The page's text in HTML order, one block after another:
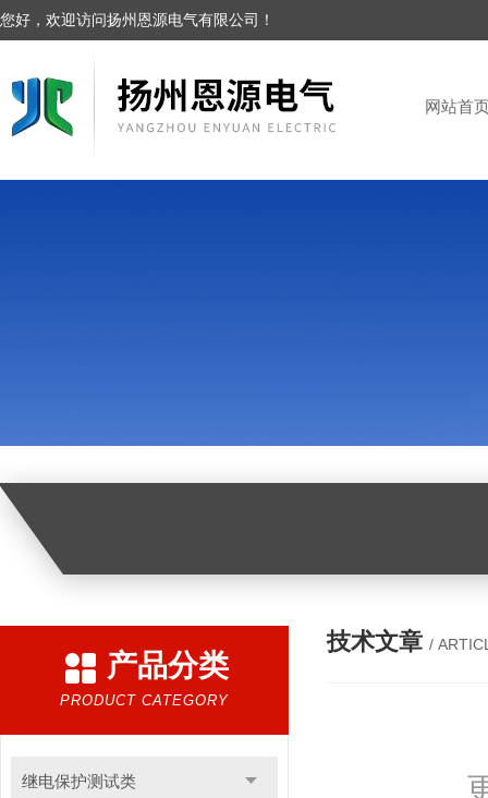
您好，欢迎访问扬州恩源电气有限公司！
网站首
产品分类
PRODUCT CATEGORY
继电保护测试类
技术文章 /